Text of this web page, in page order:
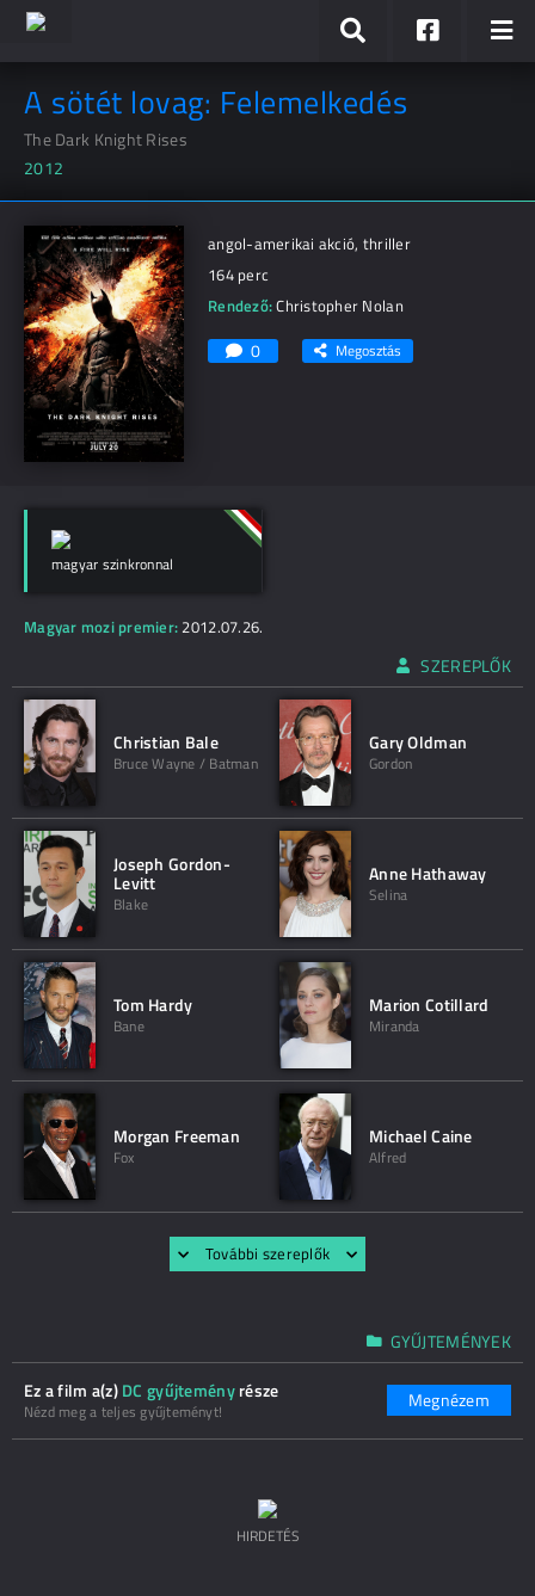
A sötét lovag: Felemelkedés
The Dark Knight Rises
2012
angol-amerikai akció, thriller
164 perc
Rendező:Christopher Nolan
0 Megosztás
magyar szinkronnal
Magyar mozi premier: 2012.07.26.
SZEREPLŐK
Christian Bale
Bruce Wayne / Batman
Gary Oldman
Gordon
Joseph Gordon-
Levitt
Blake
Anne Hathaway
Selina
Tom Hardy
Bane
Marion Cotillard
Miranda
Morgan Freeman
Fox
Michael Caine
Alfred
További szereplők
GYŰJTEMÉNYEK
Ez a film a(z)DC gyűjteményrésze
Nézd meg a teljes gyűjteményt! Megnézem
HIRDETÉS